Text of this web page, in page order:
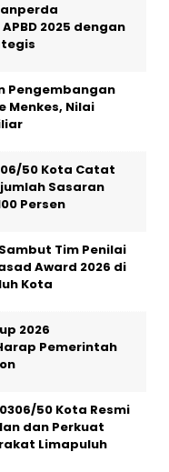
2025 dengan
Pengembangan
Menkes, Nilai
50 Kota Catat
Sasaran
Persen
Tim Penilai
Award 2026 di
Kota
2026
Pemerintah
50 Kota Resmi
dan Perkuat
Limapuluh